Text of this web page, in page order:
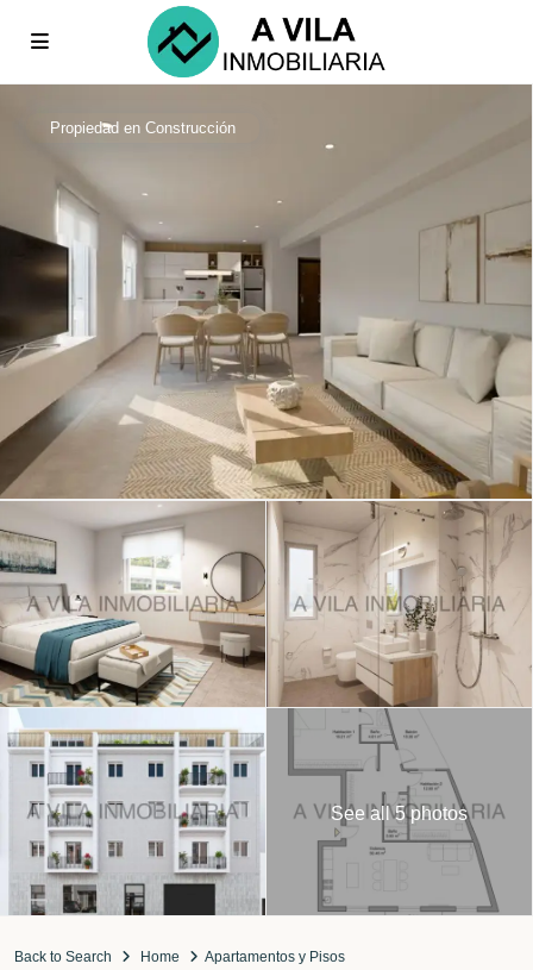
Propiedad en Construcción
See all 5 photos
Back to Search Home
Apartamentos y Pisos